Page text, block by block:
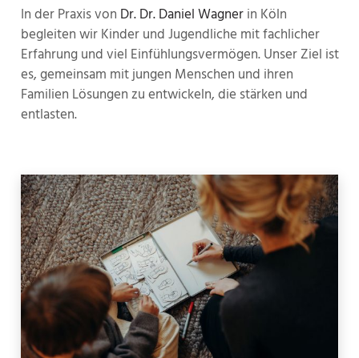
In der Praxis von Dr. Dr. Daniel Wagnerin Köln
begleiten wir Kinder und Jugendliche mit fachlicher
Erfahrung und viel Einfühlungsvermögen. Unser Ziel ist
es, gemeinsam mit jungen Menschen und ihren
Familien Lösungen zu entwickeln, die stärken und
entlasten.